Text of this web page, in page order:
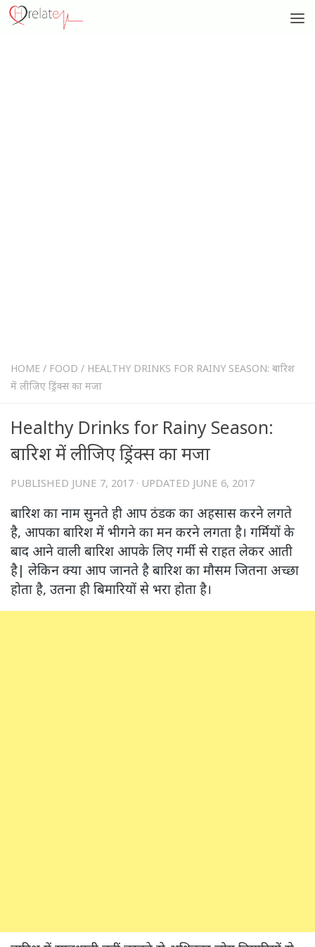
HOME / FOOD / HEALTHY DRINKS FOR RAINY SEASON: बारिश
में लीजिए ड्रिंक्स का मजा
Healthy Drinks for Rainy Season:
बारिश में लीजिए ड्रिंक्स का मजा
PUBLISHED JUNE 7, 2017 · UPDATED JUNE 6, 2017
बारिश का नाम सुनते ही आप ठंडक का अहसास करने लगते
है, आपका बारिश में भीगने का मन करने लगता है। गर्मियों के
बाद आने वाली बारिश आपके लिए गर्मी से राहत लेकर आती
है| लेकिन क्या आप जानते है बारिश का मौसम जितना अच्छा
होता है, उतना ही बिमारियों से भरा होता है।